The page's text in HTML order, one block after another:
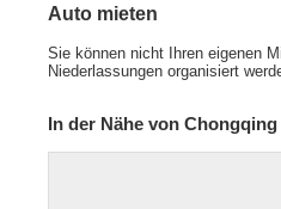
Auto mieten
Sie können nicht Ihren eigenen
Niederlassungen organisiert
In der Nähe von